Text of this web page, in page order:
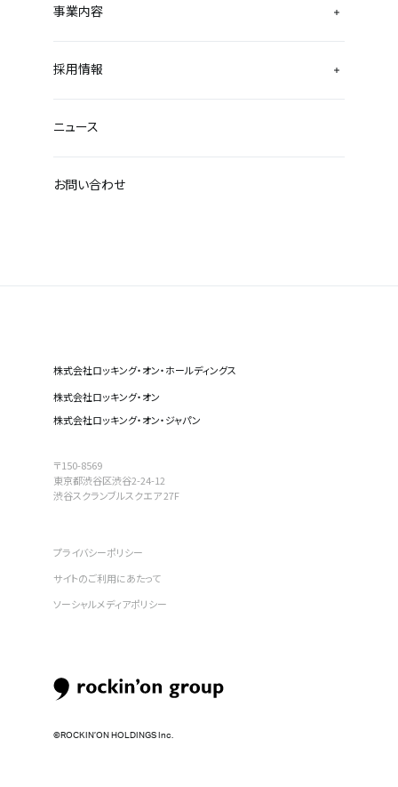
株式会社ロッキング・オン・ホールディングス
株式会社ロッキング・オン
株式会社ロッキング・オン・ジャパン
〒150-8569
東京都渋谷区渋谷2-24-12
渋谷スクランブルスクエア 27F
事業内容
採用情報
ニュース
お問い合わせ
プライバシーポリシー
サイトのご利用にあたって
ソーシャルメディアポリシー
©︎ROCKIN’ON HOLDINGS Inc.